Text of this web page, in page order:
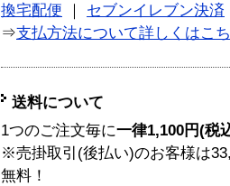
換宅配便 ｜ セブンイレブン決済
⇒支払方法について詳しくはこ
送料について
1つのご注文毎に一律1,100円(税
※売掛取引(後払い)のお客様は
無料！